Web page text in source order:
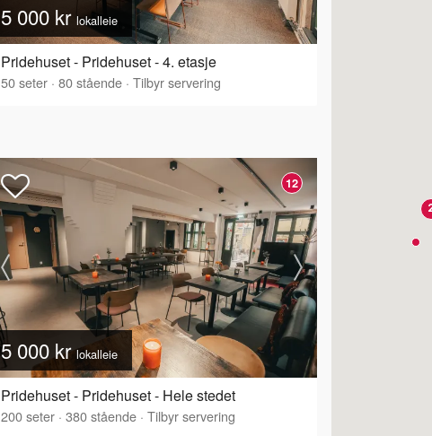
5 000 kr lokalleie
Pridehuset - Pridehuset - 4. etasje
50seter · 80stående · Tilbyr servering
12
5 000 krlokalleie
Pridehuset - Pridehuset - Hele stedet
200seter · 380stående · Tilbyr servering